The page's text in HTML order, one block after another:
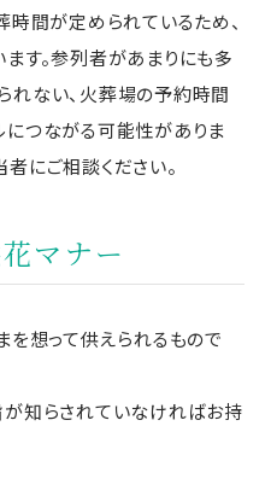
時間が定められているため、
す。参列者があまりにも多
れない、火葬場の予約時間
につながる可能性がありま
にご相談ください。
マナー
想って供えられるもので
知らされていなければお持